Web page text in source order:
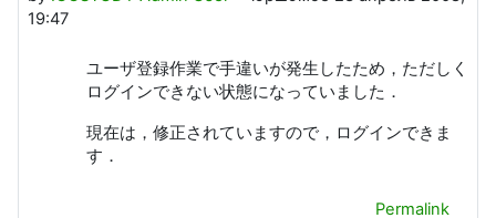
19:47
ユーザ登録作業で手違いが発生したため，ただしく
ログインできない状態になっていました．
現在は，修正されていますので，ログインできま
す．
Permalink